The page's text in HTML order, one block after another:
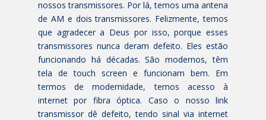
nossos transmissores. Por lá, temos uma antena
de AM e dois transmissores. Felizmente, temos
que agradecer a Deus por isso, porque esses
transmissores nunca deram defeito. Eles estão
funcionando há décadas. São modernos, têm
tela de touch screen e funcionam bem. Em
termos de modernidade, temos acesso à
internet por fibra óptica. Caso o nosso link
transmissor dê defeito, tendo sinal via internet